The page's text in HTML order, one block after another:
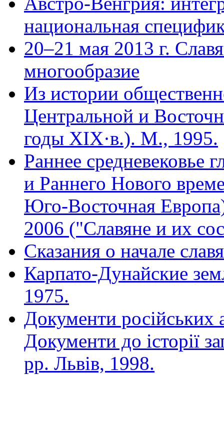
национальная
20–21 мая 2013 г.
многообразие
Из истории
Центральной и
годы XIX·в.). М., 1995.
Раннее средневековье
и Раннего Нового
Юго-Восточная
2006 ("Славяне и их
Сказания о начале
Карпато-Дунайские
1975.
Документи російських
Документи до історії
pp. Львів, 1998.